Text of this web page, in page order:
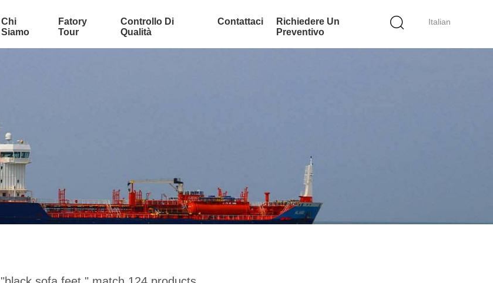
Italian
Chi
Siamo
Fatory
Tour
Controllo Di
Qualità
Contattaci
Richiedere Un
Preventivo